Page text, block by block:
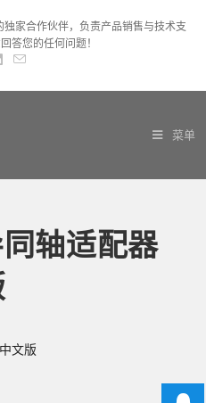
家合作伙伴，负责产品销售与技术支
答您的任何问题！
菜单
轴适配器
文版